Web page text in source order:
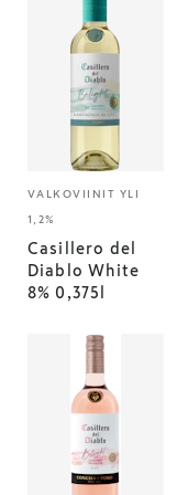
VALKOVIINIT YLI
1,2%
Casillero del
Diablo White
8% 0,375l